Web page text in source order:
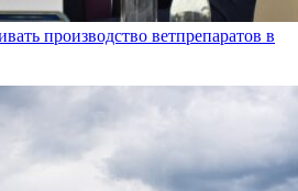
производство ветпрепаратов в